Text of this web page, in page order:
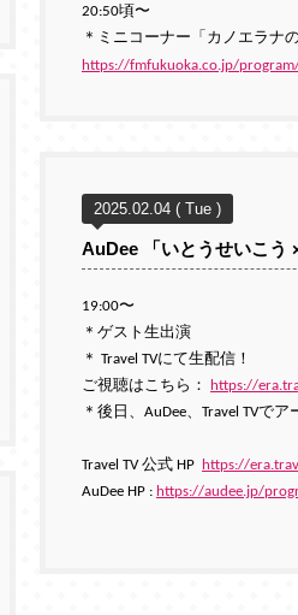
20:50頃〜
＊ミニコーナー「カノエラナ
https://fmfukuoka.co.jp/
2025.02.04 ( Tue )
AuDee 「いとうせいこう
19:00〜
＊ゲスト生出演
＊ Travel TVにて生配信！
ご視聴はこちら：
https://
＊ 後日、AuDee、Travel TVで
Travel TV 公式 HP
https://
AuDee HP : https://audee.jp/